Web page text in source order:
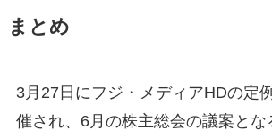
まとめ
3月27日にフジ・メディアHDの定
催され、6月の株主総会の議案とな